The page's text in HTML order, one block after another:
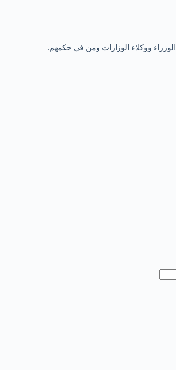
الوزراء ووكلاء الوزارات ومن في حكمهم.